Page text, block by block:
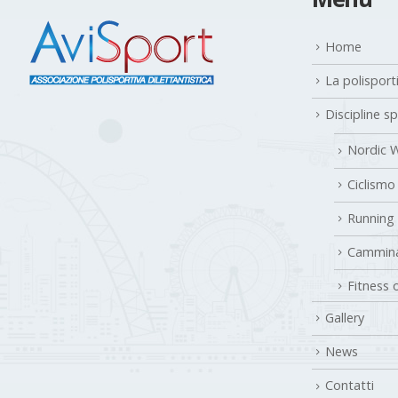
Home
La
Discipline
Nordic
Running
Fitness
Gallery
News
Contatti